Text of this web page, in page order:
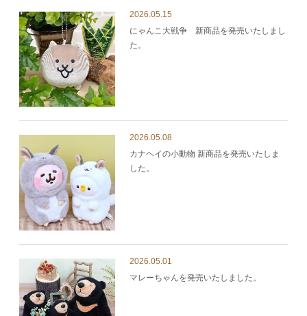
2026.05.15
にゃんこ大戦争 新商品を発売いたしまし
た。
2026.05.08
カナヘイの小動物 新商品を発売いたしま
した。
2026.05.01
マレーちゃんを発売いたしました。